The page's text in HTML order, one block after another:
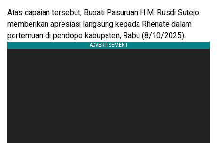
Atas capaian tersebut, Bupati Pasuruan H.M. Rusdi Sutejo
memberikan apresiasi langsung kepada Rhenate dalam
pertemuan di pendopo kabupaten, Rabu (8/10/2025).